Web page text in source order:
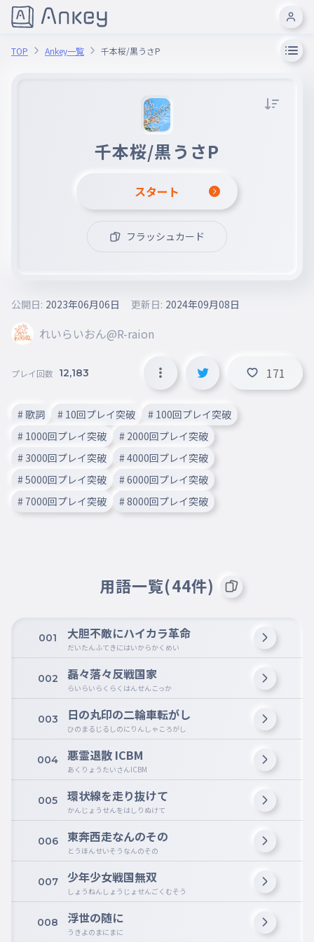
TOP Ankey一覧 千本桜/黒うさP
千本桜/黒うさP
スタート
フラッシュカード
れいらいおん@R-raion
公開日: 2023年06月06日 更新日: 2024年09月08日
プレイ回数 12,183 171
# 歌詞 # 10回プレイ突破
# 100回プレイ突破
# 1000回プレイ突破
# 2000回プレイ突破
# 3000回プレイ突破
# 4000回プレイ突破
# 5000回プレイ突破
# 6000回プレイ突破
# 7000回プレイ突破
# 8000回プレイ突破
用語一覧(44件)
001 大胆不敵にハイカラ革命
だいたんふてきにはいからかくめい
002 磊々落々反戦国家
らいらいらくらくはんせんこっか
003 日の丸印の二輪車転がし
ひのまるじるしのにりんしゃころがし
004 悪霊退散 ICBM
あくりょうたいさんICBM
005 環状線を走り抜けて
かんじょうせんをはしりぬけて
006 東奔西走なんのその
とうほんせいそうなんのその
007 少年少女戦国無双
しょうねんしょうじょせんごくむそう
008 浮世の随に
うきよのまにまに